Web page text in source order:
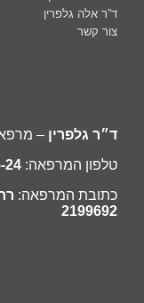
ד״ר גלפרין –
טלפון המרפאה: 24
כתובת המרפאה:
2199692
ד”ר אלה גלפרין
צור קשר